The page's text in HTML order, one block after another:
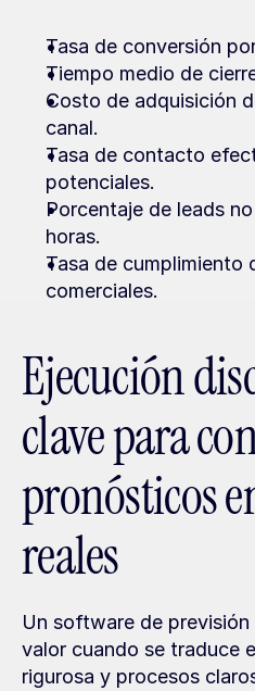
Tasa de conversión
Tiempo medio de
Costo de adquisición
canal.
Tasa de contacto
potenciales.
Porcentaje de leads
horas.
Tasa de cumplimiento
comerciales.
Ejecución
clave para
pronósticos
reales
Un software de
valor cuando se traduce
rigurosa y procesos